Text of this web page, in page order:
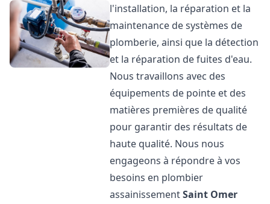
l'installation, la réparation et la
maintenance de systèmes de
plomberie, ainsi que la détection
et la réparation de fuites d'eau.
Nous travaillons avec des
équipements de pointe et des
matières premières de qualité
pour garantir des résultats de
haute qualité. Nous nous
engageons à répondre à vos
besoins en plombier
assainissementSaint Omer